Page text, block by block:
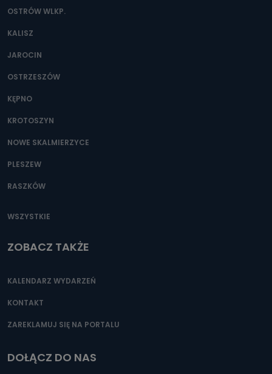
OSTRÓW WLKP.
KALISZ
JAROCIN
OSTRZESZÓW
KĘPNO
KROTOSZYN
NOWE SKALMIERZYCE
PLESZEW
RASZKÓW
WSZYSTKIE
ZOBACZ TAKŻE
KALENDARZ WYDARZEŃ
KONTAKT
ZAREKLAMUJ SIĘ NA PORTALU
DOŁĄCZ DO NAS